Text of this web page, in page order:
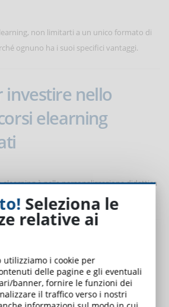
non limitarti a un unico formato di
ognuno ha i suoi specifici vantaggi.
investire nello
elearning
è nella personalizzazione didattica
richieste di formazione ...
la Piccola e Media
la formazione
in e-Learning
Seleziona le
relative ai
utilizziamo i cookie per
delle pagine e gli eventuali
banner, fornire le funzioni dei
il traffico verso i nostri